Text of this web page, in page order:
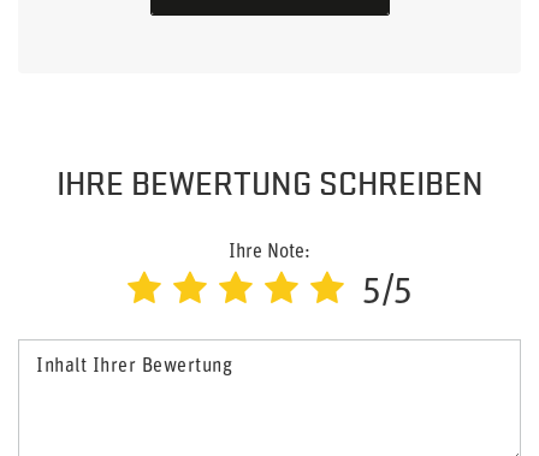
IHRE BEWERTUNG SCHREIBEN
Ihre Note:
5/5
Inhalt Ihrer Bewertung